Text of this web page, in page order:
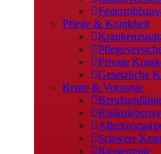
Pflege & Krankheit
Private
Gesetzliche
Rente & Vorsorge
Schwere
Riesterrente